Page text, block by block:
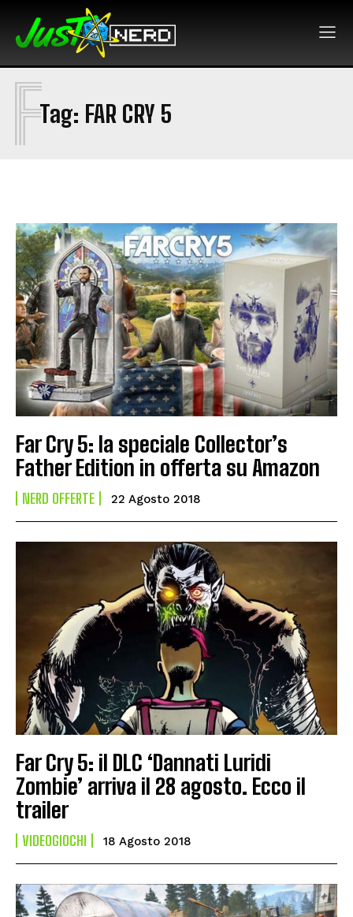
Tag: FAR CRY 5
F
Far Cry 5: la speciale Collector’s
Father Edition in offerta su Amazon
NERD OFFERTE 22 Agosto 2018
Far Cry 5: il DLC ‘Dannati Luridi
Zombie’ arriva il 28 agosto. Ecco il
trailer
VIDEOGIOCHI 18 Agosto 2018